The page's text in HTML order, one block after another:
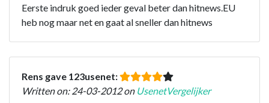
Eerste indruk goed ieder geval beter dan hitnews.EU
heb nog maar net en gaat al sneller dan hitnews
Rens gave 123usenet:
Written on: 24-03-2012 on UsenetVergelijker